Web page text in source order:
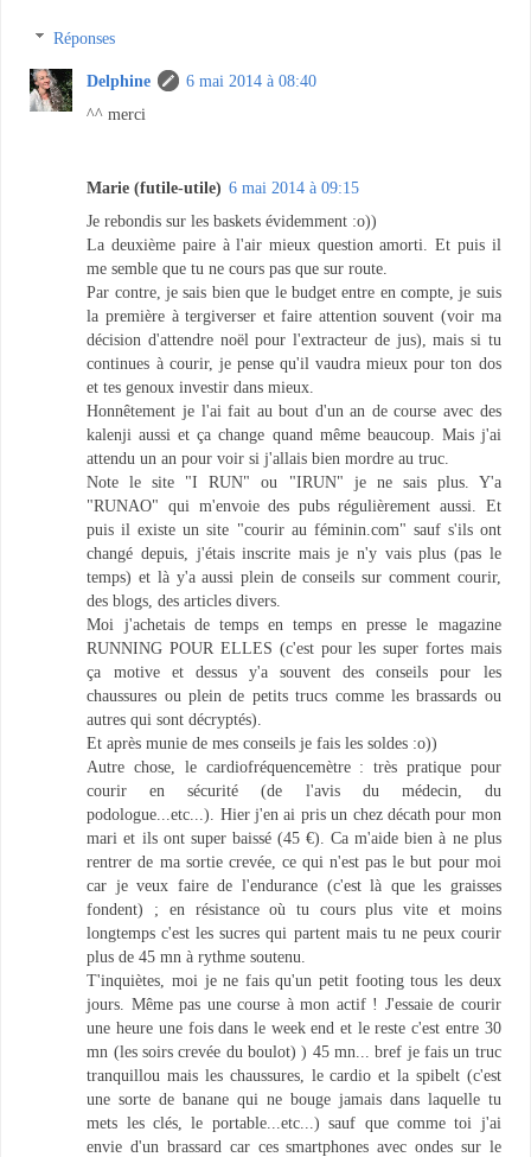
Réponses
Delphine
6 mai 2014 à 08:40
^^ merci
Marie (futile-utile) 6 mai 2014 à 09:15
Je rebondis sur les baskets évidemment :o))
La deuxième paire à l'air mieux question amorti. Et puis il
me semble que tu ne cours pas que sur route.
Par contre, je sais bien que le budget entre en compte, je suis
la première à tergiverser et faire attention souvent (voir ma
décision d'attendre noël pour l'extracteur de jus), mais si tu
continues à courir, je pense qu'il vaudra mieux pour ton dos
et tes genoux investir dans mieux.
Honnêtement je l'ai fait au bout d'un an de course avec des
kalenji aussi et ça change quand même beaucoup. Mais j'ai
attendu un an pour voir si j'allais bien mordre au truc.
Note le site "I RUN" ou "IRUN" je ne sais plus. Y'a
"RUNAO" qui m'envoie des pubs régulièrement aussi. Et
puis il existe un site "courir au féminin.com" sauf s'ils ont
changé depuis, j'étais inscrite mais je n'y vais plus (pas le
temps) et là y'a aussi plein de conseils sur comment courir,
des blogs, des articles divers.
Moi j'achetais de temps en temps en presse le magazine
RUNNING POUR ELLES (c'est pour les super fortes mais
ça motive et dessus y'a souvent des conseils pour les
chaussures ou plein de petits trucs comme les brassards ou
autres qui sont décryptés).
Et après munie de mes conseils je fais les soldes :o))
Autre chose, le cardiofréquencemètre : très pratique pour
courir en sécurité (de l'avis du médecin, du
podologue...etc...). Hier j'en ai pris un chez décath pour mon
mari et ils ont super baissé (45 €). Ca m'aide bien à ne plus
rentrer de ma sortie crevée, ce qui n'est pas le but pour moi
car je veux faire de l'endurance (c'est là que les graisses
fondent) ; en résistance où tu cours plus vite et moins
longtemps c'est les sucres qui partent mais tu ne peux courir
plus de 45 mn à rythme soutenu.
T'inquiètes, moi je ne fais qu'un petit footing tous les deux
jours. Même pas une course à mon actif ! J'essaie de courir
une heure une fois dans le week end et le reste c'est entre 30
mn (les soirs crevée du boulot) ) 45 mn... bref je fais un truc
tranquillou mais les chaussures, le cardio et la spibelt (c'est
une sorte de banane qui ne bouge jamais dans laquelle tu
mets les clés, le portable...etc...) sauf que comme toi j'ai
envie d'un brassard car ces smartphones avec ondes sur le